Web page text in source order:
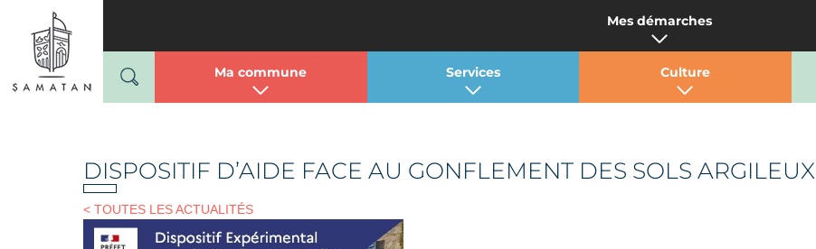
contenu
Mes démarches
Ma commune Services Culture
DISPOSITIF D’AIDE FACE AU GONFLEMENT DES SOLS ARGILEUX
< TOUTES LES ACTUALITÉS